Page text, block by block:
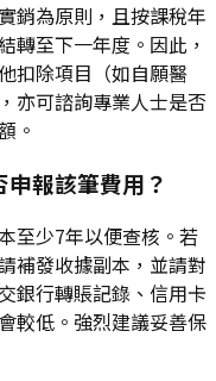
銷為原則，且按課稅年
轉至下一年度。因此，
扣除項目（如自願醫
亦可諮詢專業人士是否
。
報該筆費用？
至少7年以便查核。若
補發收據副本，並請對
銀行轉賬記錄、信用卡
較低。強烈建議妥善保